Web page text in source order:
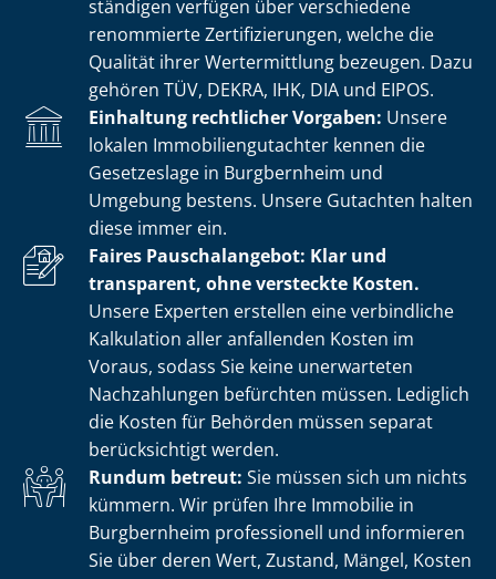
stän­di­gen verfügen über verschiedene
renommierte Zer­ti­fi­zie­run­gen, welche die
Qualität ihrer Wertermittlung bezeugen. Dazu
gehören TÜV, DEKRA, IHK, DIA und EIPOS.
Einhaltung rechtlicher Vorgaben: Unsere
lokalen Im­mo­bi­li­en­gut­ach­ter kennen die
Gesetzeslage in Burgbernheim und
Umgebung bestens. Unsere Gutachten halten
diese immer ein.
Faires Pauschalangebot: Klar und
transparent, ohne versteckte Kosten.
Unsere Experten erstellen eine verbindliche
Kalkulation aller anfallenden Kosten im
Voraus, sodass Sie keine unerwarteten
Nachzahlungen befürchten müssen. Lediglich
die Kosten für Behörden müssen separat
berücksichtigt werden.
Rundum betreut: Sie müssen sich um nichts
kümmern. Wir prüfen Ihre Immobilie in
Burgbernheim professionell und informieren
Sie über deren Wert, Zustand, Mängel, Kosten